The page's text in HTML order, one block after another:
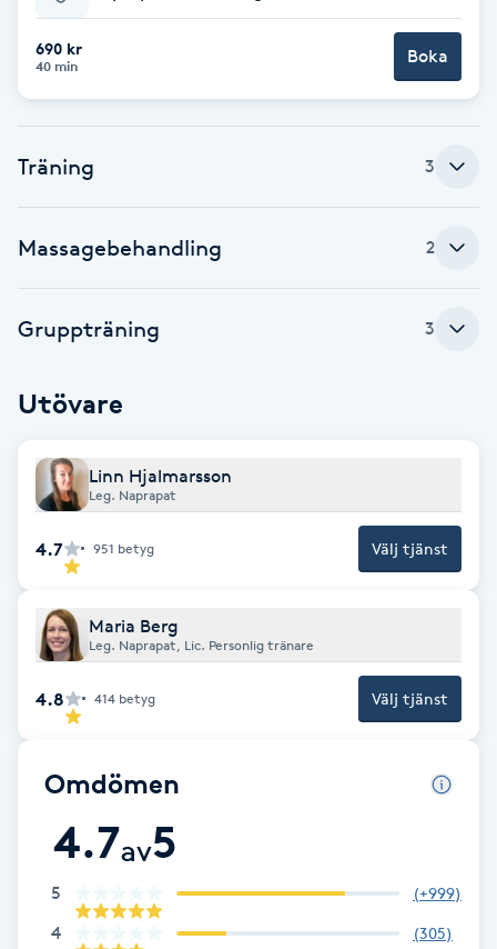
Babylights
Balayage
Bambumassage
Barnklippning
Blowout
Bottenfärg
Brynformning
Brynfärgning
Brynplockning
Bröllopsuppsättning
Color correction
690 kr
40 min Boka
Träning 3
Massagebehandling 2
Gruppträning 3
Utövare
Linn Hjalmarsson
Leg. Naprapat
4.7 951 betyg Välj tjänst
Maria Berg
Leg. Naprapat, Lic. Personlig tränare
4.8 414 betyg Välj tjänst
Omdömen
4.7av5
5 (+999)
4 (305)